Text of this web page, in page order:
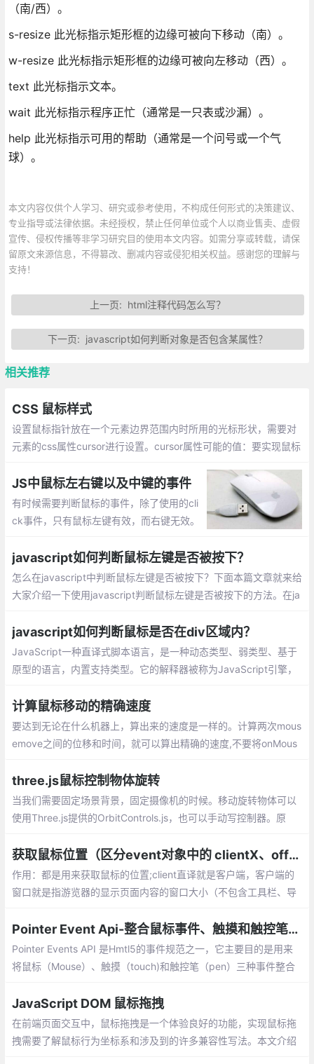
（南/西）。
s-resize 此光标指示矩形框的边缘可被向下移动（南）。
w-resize 此光标指示矩形框的边缘可被向左移动（西）。
text 此光标指示文本。
wait 此光标指示程序正忙（通常是一只表或沙漏）。
help 此光标指示可用的帮助（通常是一个问号或一个气
球）。
本文内容仅供个人学习、研究或参考使用，不构成任何形式的决策建议、
专业指导或法律依据。未经授权，禁止任何单位或个人以商业售卖、虚假
宣传、侵权传播等非学习研究目的使用本文内容。如需分享或转载，请保
留原文来源信息，不得篡改、删减内容或侵犯相关权益。感谢您的理解与
支持！
上一页: html注释代码怎么写？
下一页: javascript如何判断对象是否包含某属性？
相关推荐
CSS 鼠标样式
设置鼠标指针放在一个元素边界范围内时所用的光标形状，需要对
元素的css属性cursor进行设置。cursor属性可能的值：要实现鼠标
将它的值设置为pointer;
JS中鼠标左右键以及中键的事件
有时候需要判断鼠标的事件，除了使用的cli
ck事件，只有鼠标左键有效，而右键无效。
鼠标的事件左键/右键有效。以下总结鼠标三
个按键操作：
javascript如何判断鼠标左键是否被按下？
怎么在javascript中判断鼠标左键是否被按下？下面本篇文章就来给
大家介绍一下使用javascript判断鼠标左键是否被按下的方法。在ja
键是否被按下。
javascript如何判断鼠标是否在div区域内？
JavaScript一种直译式脚本语言，是一种动态类型、弱类型、基于
原型的语言，内置支持类型。它的解释器被称为JavaScript引擎，
计算鼠标移动的精确速度
要达到无论在什么机器上，算出来的速度是一样的。计算两次mous
emove之间的位移和时间，就可以算出精确的速度,不要将onMous
three.js鼠标控制物体旋转
当我们需要固定场景背景，固定摄像机的时候。移动旋转物体可以
使用Three.js提供的OrbitControls.js，也可以手动写控制器。原
概旋转的角度。
获取鼠标位置（区分event对象中的 clientX、offsetX、screenX、pageX ）
作用：都是用来获取鼠标的位置;client直译就是客户端，客户端的
窗口就是指游览器的显示页面内容的窗口大小（不包含工具栏、导
览器显示窗口的长度
Pointer Event Api-整合鼠标事件、触摸和触控笔事件
Pointer Events API 是Hmtl5的事件规范之一，它主要目的是用来
将鼠标（Mouse）、触摸（touch)和触控笔（pen）三种事件整合
JavaScript DOM 鼠标拖拽
在前端页面交互中，鼠标拖拽是一个体验良好的功能，实现鼠标拖
拽需要了解鼠标行为坐标系和涉及到的许多兼容性写法。本文介绍